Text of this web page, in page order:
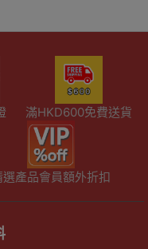
滿HKD600免費送貨
選產品會員額外折扣